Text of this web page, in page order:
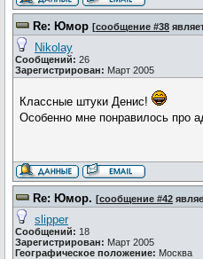
Re: Юмор [сообщение #38
Nikolay
Сообщений: 26
Зарегистрирован: Март 2005
Классные штуки Денис!
Особенно мне понравилось про
Re: Юмор. [сообщение #42
slipper
Сообщений: 18
Зарегистрирован: Март 2005
Географическое положение: Москва